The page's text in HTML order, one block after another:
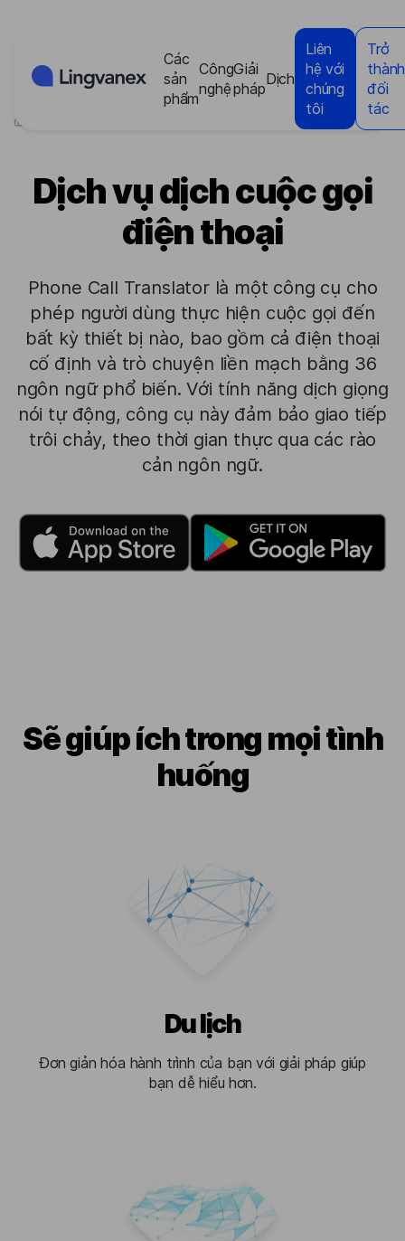
Các
sản
phẩm
Công
nghệ
Giải
pháp
Dịch
Liên
hệ với
chúng
tôi
Trở
thành
đối
tác
Dịch vụ dịch cuộc gọi điện thoại
Dịch vụ dịch cuộc gọi
điện thoại
Phone Call Translator là một công cụ cho
phép người dùng thực hiện cuộc gọi đến
bất kỳ thiết bị nào, bao gồm cả điện thoại
cố định và trò chuyện liền mạch bằng 36
ngôn ngữ phổ biến. Với tính năng dịch giọng
nói tự động, công cụ này đảm bảo giao tiếp
trôi chảy, theo thời gian thực qua các rào
cản ngôn ngữ.
Sẽ giúp ích trong mọi tình
huống
Du lịch
Đơn giản hóa hành trình của bạn với giải pháp giúp
bạn dễ hiểu hơn.